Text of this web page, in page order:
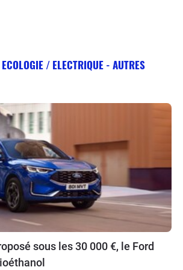
/ ELECTRIQUE - AUTRES
sous les 30 000 €, le Ford